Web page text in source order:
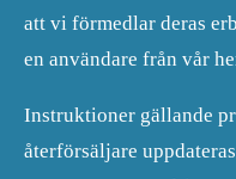
att vi förmedlar deras
en användare från vår
Instruktioner gällande
återförsäljare